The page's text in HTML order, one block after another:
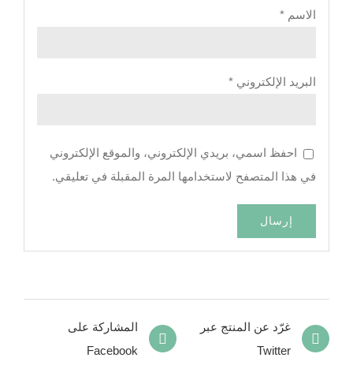
الاسم *
البريد الإلكتروني *
احفظ اسمي، بريدي الإلكتروني، والموقع الإلكتروني
في هذا المتصفح لاستخدامها المرة المقبلة في تعليقي.
المشاركة على
Facebook
غرّد عن المنتج عبر
Twitter